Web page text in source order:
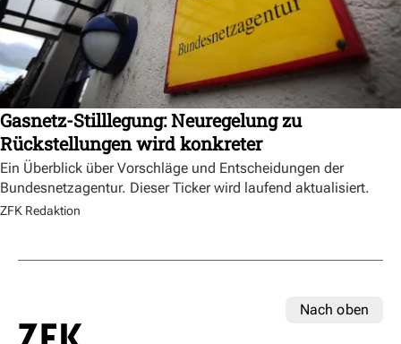
Gasnetz-Stilllegung: Neuregelung zu
Rückstellungen wird konkreter
Ein Überblick über Vorschläge und Entscheidungen der
Bundesnetzagentur. Dieser Ticker wird laufend aktualisiert.
ZFK Redaktion
Nach oben